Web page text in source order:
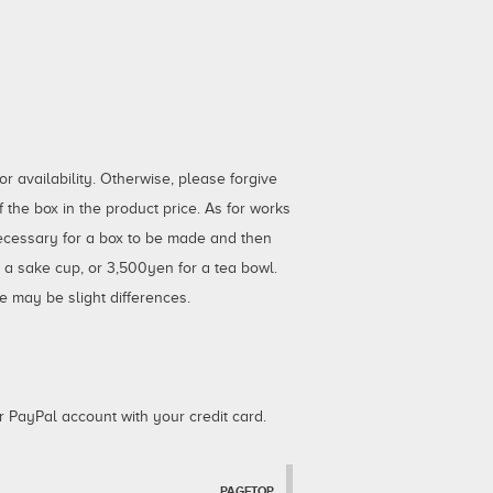
availability. Otherwise, please forgive
box in the product price. As for works
for a box to be made and then
sake cup, or 3,500yen for a tea bowl.
may be slight differences.
account with your credit card.
PAGETOP